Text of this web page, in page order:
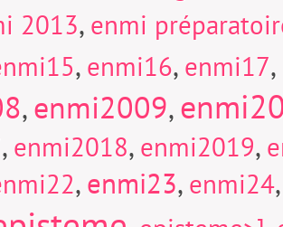
2013, enmi
, enmi16, enmi17,
,enmi2009,
, enmi2018, enmi2019,
,enmi23, enmi24